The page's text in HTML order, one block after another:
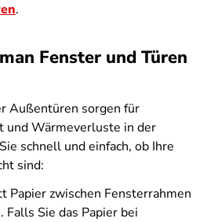
.
Fenster und Türen
Außentüren sorgen für
und Wärmeverluste in der
schnell und einfach, ob Ihre
sind:
Papier zwischen Fensterrahmen
Sie das Papier bei